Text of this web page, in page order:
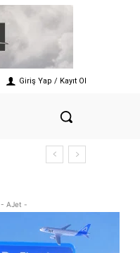
Giriş Yap / Kayıt Ol
- AJet -